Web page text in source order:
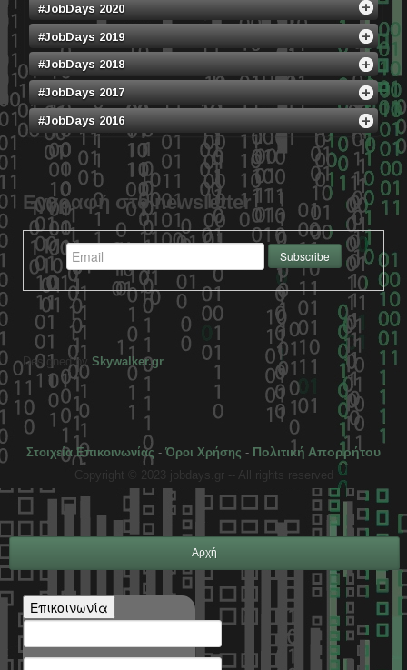
#JobDays 2020
#JobDays 2019
#JobDays 2018
#JobDays 2017
#JobDays 2016
Εγγραφή στο newsletter
Designed by Skywalker.gr
Στοιχεία Επικοινωνίας - Όροι Χρήσης - Πολιτική Απορρήτου
Copyright © 2023 jobdays.gr -- All rights reserved
Αρχή